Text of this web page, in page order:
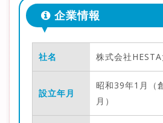
企業情報
社名 株式会社
設立年月
昭和39年1月
月）